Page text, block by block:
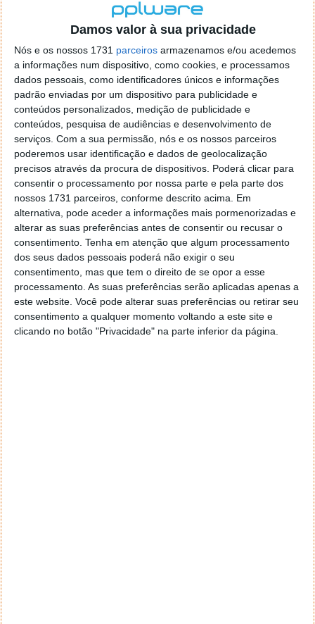
Damos valor à sua privacidade
Nós e os nossos 1731 parceiros armazenamos e/ou acedemos
a informações num dispositivo, como cookies, e processamos
dados pessoais, como identificadores únicos e informações
padrão enviadas por um dispositivo para publicidade e
conteúdos personalizados, medição de publicidade e
conteúdos, pesquisa de audiências e desenvolvimento de
serviços. Com a sua permissão, nós e os nossos parceiros
poderemos usar identificação e dados de geolocalização
precisos através da procura de dispositivos. Poderá clicar para
consentir o processamento por nossa parte e pela parte dos
nossos 1731 parceiros, conforme descrito acima. Em
alternativa, pode aceder a informações mais pormenorizadas e
alterar as suas preferências antes de consentir ou recusar o
consentimento. Tenha em atenção que algum processamento
dos seus dados pessoais poderá não exigir o seu
consentimento, mas que tem o direito de se opor a esse
processamento. As suas preferências serão aplicadas apenas a
este website. Você pode alterar suas preferências ou retirar seu
consentimento a qualquer momento voltando a este site e
clicando no botão "Privacidade" na parte inferior da página.
Se não conseguir visualizar os vales, é porque ainda
não estão disponíveis. Receberá uma notificação por
email, assim que os mesmos estejam disponíveis.
No portal MEGA passaram a ser disponibilizadas as
datas para solicitar os manuais gratuitamente até ao
12º ano:
A partir do dia 16 de agosto para os alunos dos
seguintes anos de escolaridade:
1º Ciclo: 2º, 3º e 4º anos;
2º Ciclo: 6º ano;
3º Ciclo: 8º e 9º anos;
Secundário: 11º e 12º anos.
A partir do dia 23 de agosto, para os alunos dos
anos de escolaridade de início de ciclo: